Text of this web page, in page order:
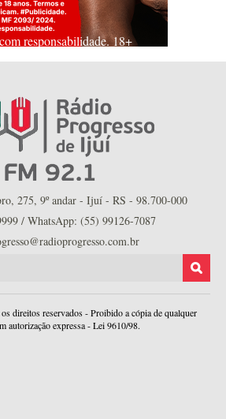
responsabilidade. 18+
275, 9º andar - Ijuí - RS - 98.700-000
/ WhatsApp: (55) 99126-7087
direitos reservados - Proibido a cópia de qualquer
autorização expressa - Lei 9610/98.